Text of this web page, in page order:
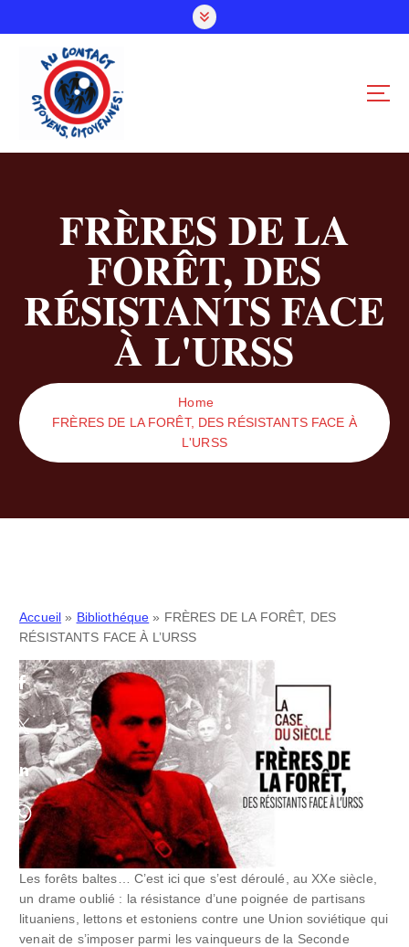
o
FRÈRES DE LA
FORÊT, DES
RÉSISTANTS FACE
À L'URSS
Home
FRÈRES DE LA FORÊT, DES RÉSISTANTS FACE À
L'URSS
Accueil » Bibliothéque » FRÈRES DE LA FORÊT, DES
RÉSISTANTS FACE À L’URSS
Les forêts baltes… C’est ici que s’est déroulé, au XXe siècle,
un drame oublié : la résistance d’une poignée de partisans
lituaniens, lettons et estoniens contre une Union soviétique qui
venait de s’imposer parmi les vainqueurs de la Seconde